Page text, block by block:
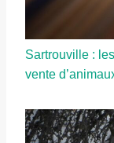
Sartrouville :
vente